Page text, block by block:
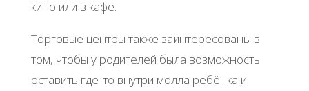
кино или в кафе.
Торговые центры также заинтересованы в
том, чтобы у родителей была возможность
оставить где-то внутри молла ребёнка и